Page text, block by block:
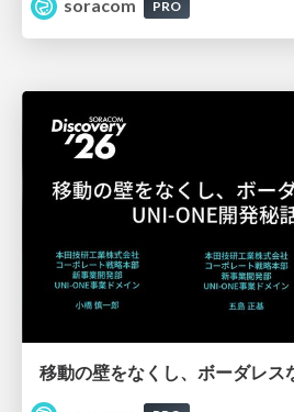
soracom
PRO